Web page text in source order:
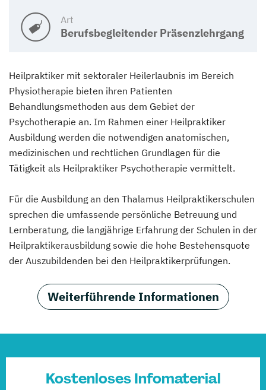
Art
Berufsbegleitender Präsenzlehrgang
Heilpraktiker mit sektoraler Heilerlaubnis im Bereich
Physiotherapie bieten ihren Patienten
Behandlungsmethoden aus dem Gebiet der
Psychotherapie an. Im Rahmen einer Heilpraktiker
Ausbildung werden die notwendigen anatomischen,
medizinischen und rechtlichen Grundlagen für die
Tätigkeit als Heilpraktiker Psychotherapie vermittelt.
Für die Ausbildung an den Thalamus Heilpraktikerschulen
sprechen die umfassende persönliche Betreuung und
Lernberatung, die langjährige Erfahrung der Schulen in der
Heilpraktikerausbildung sowie die hohe Bestehensquote
der Auszubildenden bei den Heilpraktikerprüfungen.
Weiterführende Informationen
Kostenloses Infomaterial